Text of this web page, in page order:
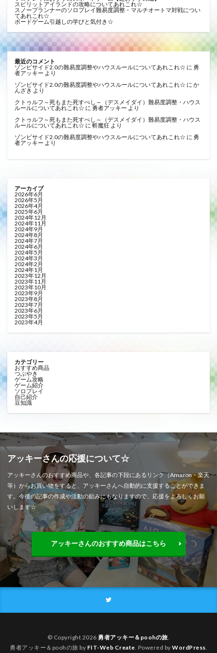
スピリットアイランドの攻略についてあれこれ☆
スノープランナーのソロプレイ難易度調整・マルチオートマ対戦につい
てあれこれ☆
ボードゲーム引越しの学びと気付き☆
最近のコメント
ゾンビサイド2.0の難易度調整やハウスルールについてあれこれ☆ に 勇
者アッキー より
ゾンビサイド2.0の難易度調整やハウスルールについてあれこれ☆ に か
んざき より
クトゥルフ～死もまた死すべし～（デスメイダイ）難易度調整・ハウス
ルールについてあれこれ☆ に 勇者アッキー より
クトゥルフ～死もまた死すべし～（デスメイダイ）難易度調整・ハウス
ルールについてあれこれ☆ に 斬魔狂 より
ゾンビサイド2.0の難易度調整やハウスルールについてあれこれ☆ に 勇
者アッキー より
アーカイブ
2026年6月
2026年5月
2026年4月
2025年6月
2024年12月
2024年11月
2024年9月
2024年8月
2024年7月
2024年6月
2024年5月
2024年3月
2024年2月
2024年1月
2023年12月
2023年11月
2023年10月
2023年9月
2023年8月
2023年7月
2023年6月
2023年5月
2023年4月
カテゴリー
おすすめ商品
つぶやき
ゲーム攻略
ゲーム紹介
ソロプレイ
自己紹介
豆知識
アッキーさんの応援について☆
アッキーさんのおすすめ商品や、各記事の下段にあるリンク（Amazon・楽天
等）からお買い物をすると、アッキーさんへ自動的に支援することができま
す。今後の記事の作成や活動の励みにもなりますので、応援をよろしくお願
いします☆
アッキーさんのおすすめ商品はこちら
© Copyright 2026 勇者アッキー＆poohの旅
勇者アッキー＆poohの旅 by FIT-Web Create . Powered by WordPress